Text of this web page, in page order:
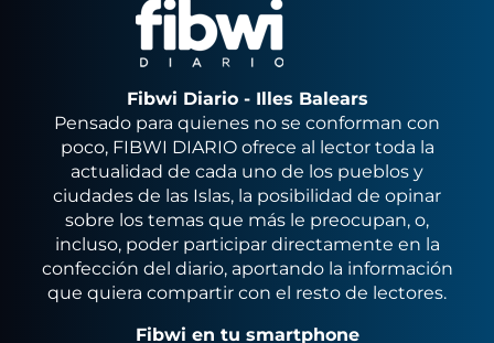
Fibwi Diario - Illes Balears
Pensado para quienes no se conforman con
poco, FIBWI DIARIO ofrece al lector toda la
actualidad de cada uno de los pueblos y
ciudades de las Islas, la posibilidad de opinar
sobre los temas que más le preocupan, o,
incluso, poder participar directamente en la
confección del diario, aportando la información
que quiera compartir con el resto de lectores.
Fibwi en tu smartphone